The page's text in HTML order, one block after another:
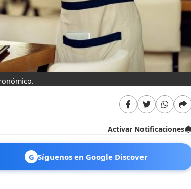
Activar Notificaciones
G Síguenos en Google Discover